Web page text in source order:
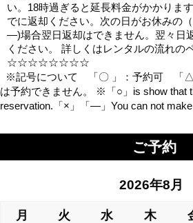
い。18時過ぎると延長料金がかかりま
でに返却ください。次の日がお休みの
―)場合翌日返却はできません。翌々日
ください。 詳しくはレンタルの流れの
☆☆☆☆☆☆☆☆
※記号について 「〇 」：予約可 「
は予約できません。 ※「○」is show that
reservation.「×」「―」You can not
ご予約
2026年8月
月 火 水 木